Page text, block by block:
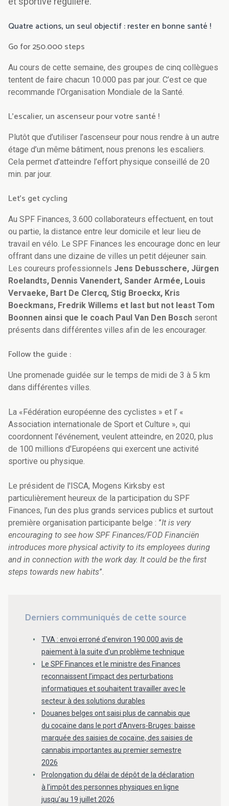
Quatre actions, un seul objectif : rester en bonne santé !
Go for 250.000 steps
Au cours de cette semaine, des groupes de cinq collègues
tentent de faire chacun 10.000 pas par jour. C’est ce que
recommande l’Organisation Mondiale de la Santé.
L’escalier, un ascenseur pour votre santé !
Plutôt que d’utiliser l’ascenseur pour nous rendre à un autre
étage d’un même bâtiment, nous prenons les escaliers.
Cela permet d’atteindre l’effort physique conseillé de 20
min. par jour.
Let’s get cycling
Au SPF Finances, 3.600 collaborateurs effectuent, en tout
ou partie, la distance entre leur domicile et leur lieu de
travail en vélo. Le SPF Finances les encourage donc en leur
offrant dans une dizaine de villes un petit déjeuner sain.
Les coureurs professionnels Jens Debusschere, Jürgen
Roelandts, Dennis Vanendert, Sander Armée, Louis
Vervaeke, Bart De Clercq, Stig Broeckx, Kris
Boeckmans, Fredrik Willems et last but not least Tom
Boonnen ainsi que le coach Paul Van Den Bosch seront
présents dans différentes villes afin de les encourager.
Follow the guide :
Une promenade guidée sur le temps de midi de 3 à 5 km
dans différentes villes.
La «Fédération européenne des cyclistes » et l’ «
Association internationale de Sport et Culture », qui
coordonnent l'événement, veulent atteindre, en 2020, plus
de 100 millions d'Européens qui exercent une activité
sportive ou physique.
Le président de l'ISCA, Mogens Kirksby est
particulièrement heureux de la participation du SPF
Finances, l’un des plus grands services publics et surtout
première organisation participante belge : ”It is very
encouraging to see how SPF Finances/FOD Financiën
introduces more physical activity to its employees during
and in connection with the work day. It could be the first
steps towards new habits”.
Derniers communiqués de cette source
TVA : envoi erroné d'environ 190.000 avis de
paiement à la suite d'un problème technique
Le SPF Finances et le ministre des Finances
reconnaissent l’impact des perturbations
informatiques et souhaitent travailler avec le
secteur à des solutions durables
Douanes belges ont saisi plus de cannabis que
du cocaïne dans le port d’Anvers-Bruges: baisse
marquée des saisies de cocaïne, des saisies de
cannabis importantes au premier semestre
2026
Prolongation du délai de dépôt de la déclaration
à l’impôt des personnes physiques en ligne
jusqu’au 19 juillet 2026